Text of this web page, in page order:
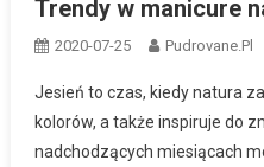
Trendy w manicure
2020-07-25 Pudrovane.pl
Jesień to czas, kiedy natura
kolorów, a także inspiruje do
nadchodzących miesiącach